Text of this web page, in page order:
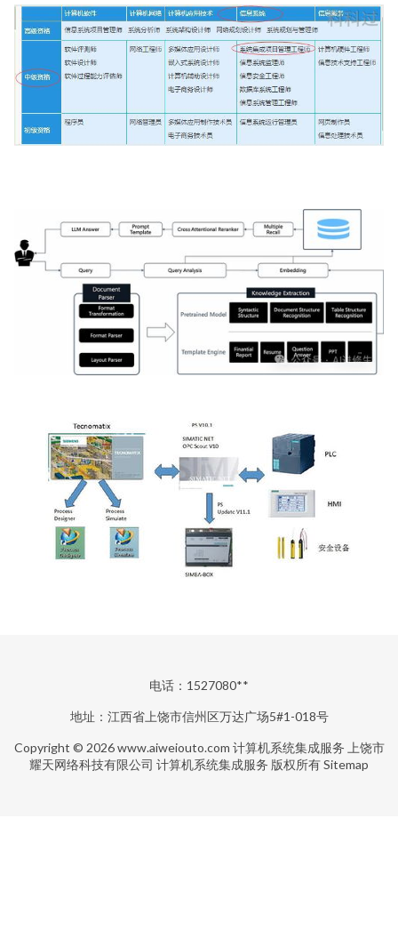
电话：1527080**
地址：江西省上饶市信州区万达广场5#1-018号
Copyright © 2026www.aiweiouto.com 计算机系统集成服务 上饶市
耀天网络科技有限公司 计算机系统集成服务 版权所有Sitemap